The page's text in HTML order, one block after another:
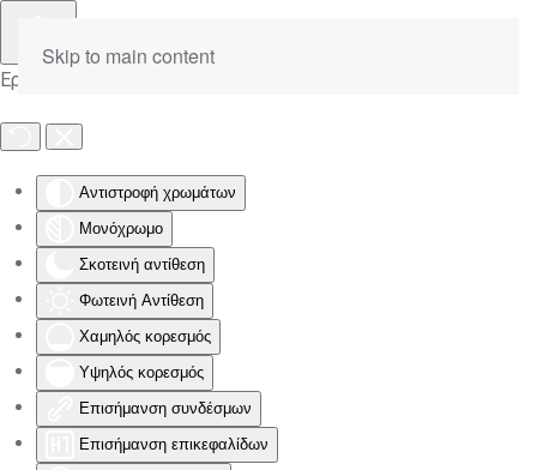
Εργαλειοθήκη Προσβασιμότητας
Αντιστροφή χρωμάτων
Μονόχρωμο
Σκοτεινή αντίθεση
Φωτεινή Αντίθεση
Χαμηλός κορεσμός
Υψηλός κορεσμός
Επισήμανση συνδέσμων
Επισήμανση επικεφαλίδων
Skip to main content